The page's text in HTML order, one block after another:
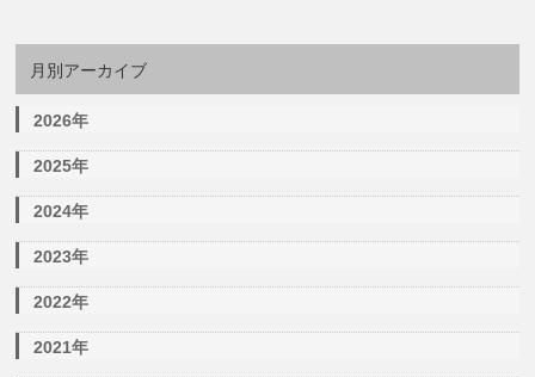
月別アーカイブ
2026年
2025年
2024年
2023年
2022年
2021年